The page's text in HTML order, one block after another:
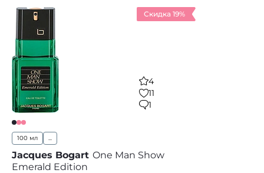
Скидка 19%
4
11
1
100 мл ...
Jacques Bogart One Man Show
Emerald Edition